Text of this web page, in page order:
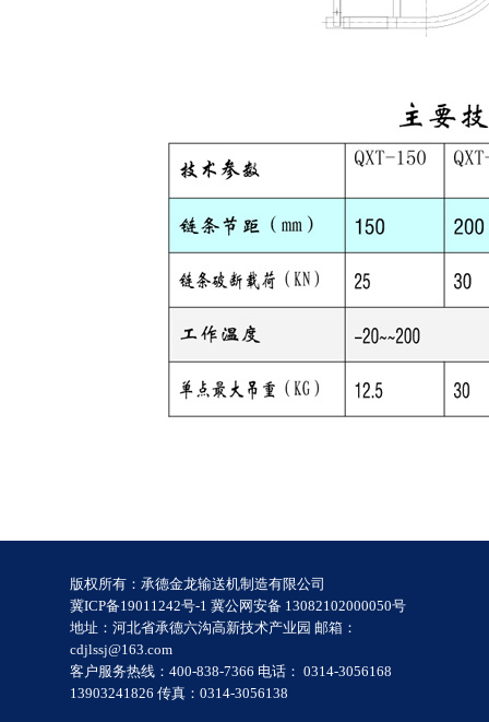
版权所有：承德金龙输送机制造有限公司
冀ICP备19011242号-1 冀公网安备 13082102000050号
地址：河北省承德六沟高新技术产业园 邮箱：
cdjlssj@163.com
客户服务热线：400-838-7366 电话： 0314-3056168
13903241826 传真：0314-3056138